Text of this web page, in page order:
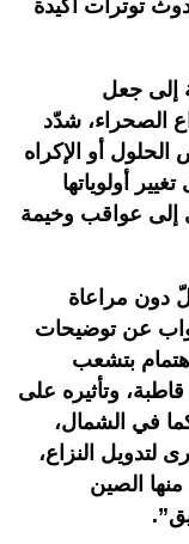
توترات أكيدة
إلى جعل
الصحراء، شدّد
أو الإكراه
أولوياتها
إلى عواقب وخيمة
دون مراعاة
عن توضيحات
بتشعب
وتأثيره على
في الشمال،
النزاع،
الصين